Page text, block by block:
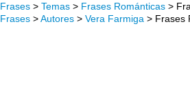
Frases > Temas > Frases Románticas >
Frases >Autores > Vera Farmiga > Frases